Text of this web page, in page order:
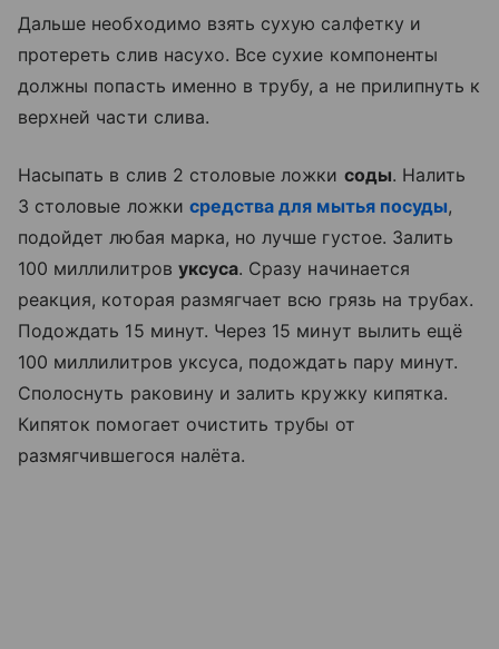
Дальше необходимо взять сухую салфетку и
протереть слив насухо. Все сухие компоненты
должны попасть именно в трубу, а не прилипнуть к
верхней части слива.
Насыпать в слив 2 столовые ложки соды. Налить
3 столовые ложки средства для мытья посуды,
подойдет любая марка, но лучше густое. Залить
100 миллилитров уксуса. Сразу начинается
реакция, которая размягчает всю грязь на трубах.
Подождать 15 минут. Через 15 минут вылить ещё
100 миллилитров уксуса, подождать пару минут.
Сполоснуть раковину и залить кружку кипятка.
Кипяток помогает очистить трубы от
размягчившегося налёта.